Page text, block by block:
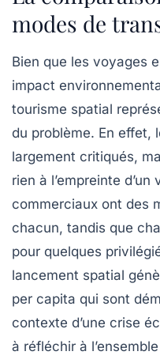
modes de
Bien que les voyages
impact
tourisme spatial
du problème. En effet,
largement critiqués,
rien à l’empreinte
commerciaux ont des
chacun, tandis que
pour quelques
lancement spatial
per capita qui sont
contexte d’une crise
à réfléchir à